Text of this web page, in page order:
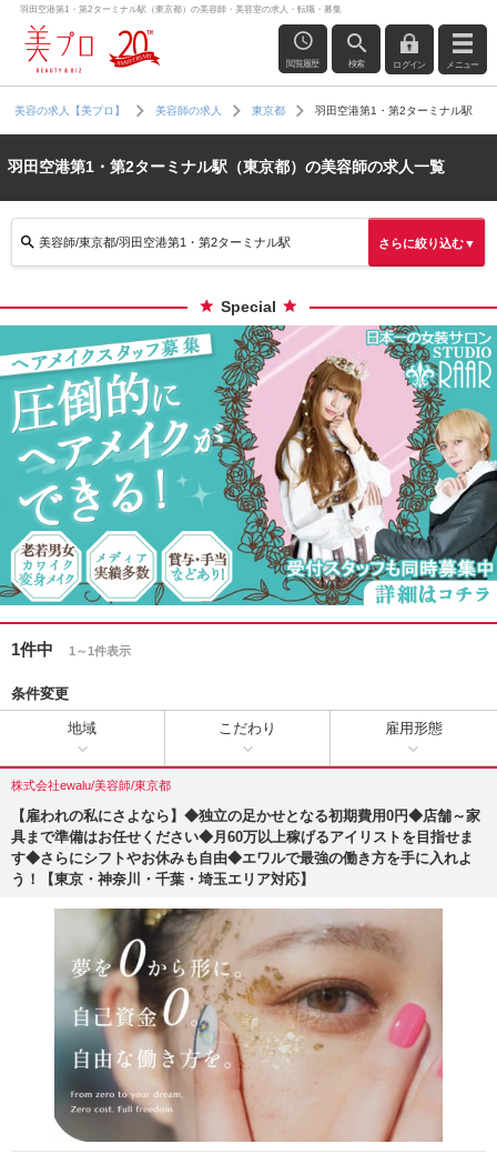
羽田空港第1・第2ターミナル駅（東京都）の美容師・美容室の求人・転職・募集
閲覧履歴 検索 ログイン メニュー
美容の求人【美プロ】 美容師の求人 東京都 羽田空港第1・第2ターミナル駅
羽田空港第1・第2ターミナル駅（東京都）の美容師の求人一覧
美容師/東京都/羽田空港第1・第2ターミナル駅 さらに絞り込む▼
Special
1件中 1～1件表示
条件変更
地域 こだわり 雇用形態
株式会社ewalu/美容師/東京都
【雇われの私にさよなら】◆独立の足かせとなる初期費用0円◆店舗～家
具まで準備はお任せください◆月60万以上稼げるアイリストを目指せま
す◆さらにシフトやお休みも自由◆エワルで最強の働き方を手に入れよ
う！【東京・神奈川・千葉・埼玉エリア対応】